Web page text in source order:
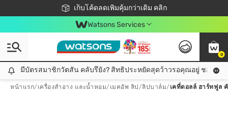
เก็บโค้ดลดเพิ่มคุ้มกว่าเดิม คลิก
ชอปออนไลน์ครั้งแรก ลดเพิ่มจุก ๆ 10%! 🎉
📦ส่งฟรี! เมื่อชอป 499฿
สมาชิกวัตสัน คลับดียังไง?
Watsons Services
0
มีบัตรสมาชิกวัตสัน คลับรึยัง? สิทธิประหยัดสุดว้าวรอคุณอยู่ ชอปคุ้มกว่าเดิม คลิก!
มีบัตรสมาชิกวัตสัน คลับรึยัง? สิทธิประหยัดสุดว้าวรอคุณอยู่ ชอปคุ้มก
หน้าแรก/ เครื่องสำอาง และน้ำหอม/ เมคอัพ ลิป /ลิปบาล์ม/ เคที่ดอลล์ ฮาร์ทฟูล